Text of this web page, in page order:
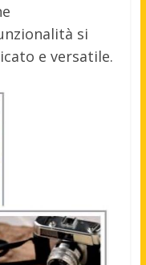
si
e versatile.